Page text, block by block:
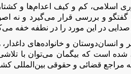
کم و کیف اعدام‌ها و
و بررسی قرار می‌گیرد و نه
در این مورد را در نطفه خفه
و خانواده‌های داغدار،
است که بیگمان می‌توان با
مراجع قضائی و حقوقی بین‌المللی